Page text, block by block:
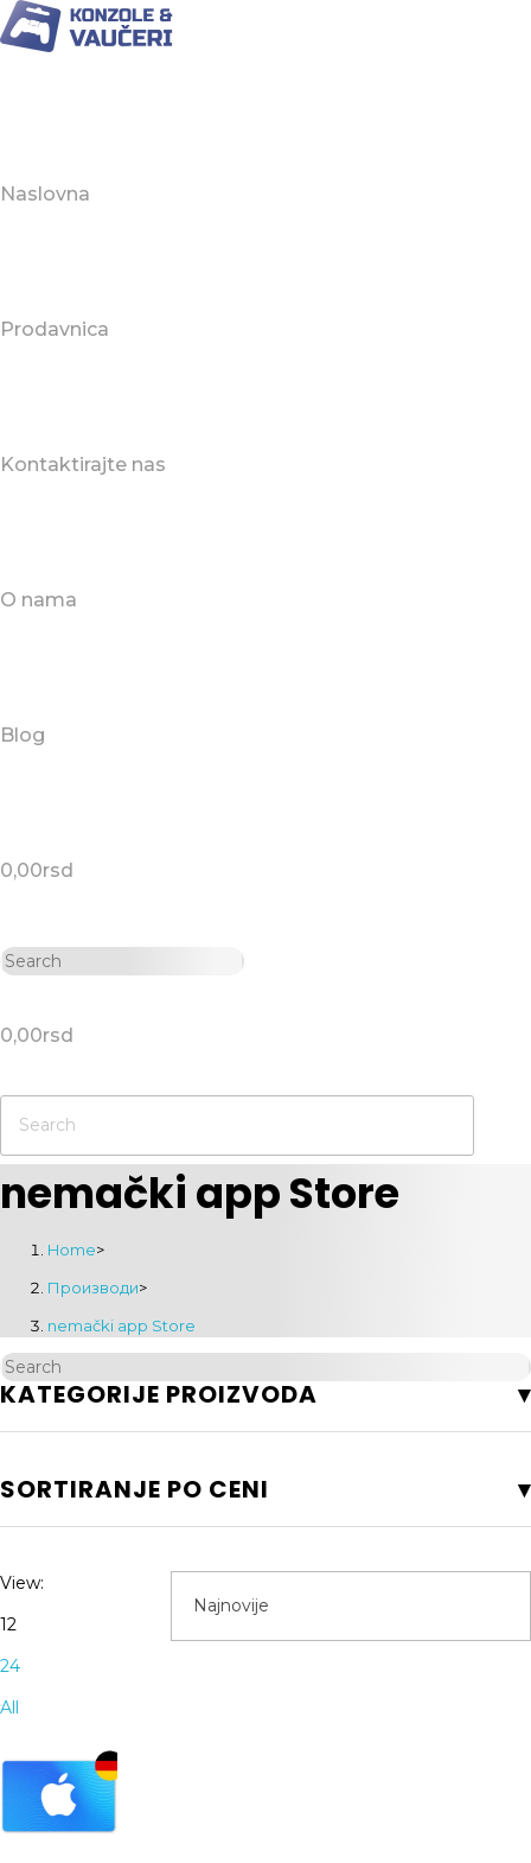
Naslovna
Prodavnica
Kontaktirajte nas
O nama
Blog
0,00rsd
0,00rsd
nemački app Store
Home>
Производи>
nemački app Store
KATEGORIJE PROIZVODA
SORTIRANJE PO CENI
View:
12
24
All